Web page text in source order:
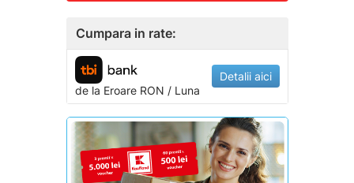
Cumpara in rate:
de la EroareRON / Luna
Detalii aici